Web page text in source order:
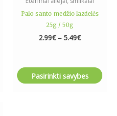
Palo santo medžio lazdelės
25g / 50g
2.99€ – 5.49€
Pasirinkti savybes
product
page